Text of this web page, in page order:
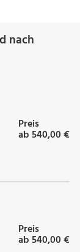
nach
Preis
ab 540,00 €
Preis
ab 540,00 €